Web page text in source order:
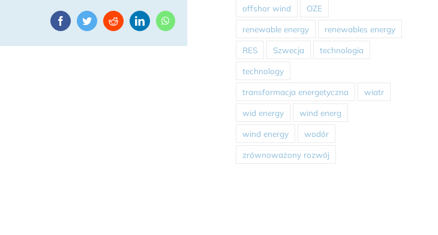
FacebookTwitterRedditLinkedInWhatsApp
offshor wind OZE
renewable energy renewables energy
RES Szwecja technologia
technology
transformacja energetyczna wiatr
wid energy wind energ
wind energy wodór
zrównoważony rozwój